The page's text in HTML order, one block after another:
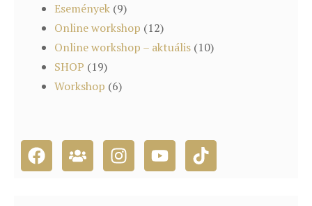
Események (9)
Online workshop (12)
Online workshop – aktuális (10)
SHOP (19)
Workshop (6)